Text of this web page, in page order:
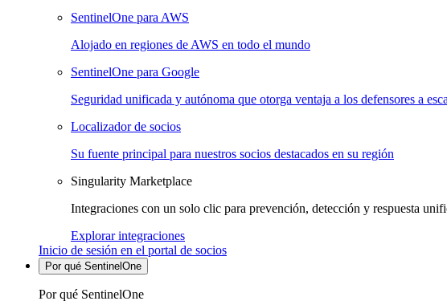
SentinelOne para AWS
Alojado en regiones de AWS en todo el mundo
SentinelOne para Google
Seguridad unificada y autónoma que otorga ventaja a los defensores a
Localizador de socios
Su fuente principal para nuestros socios destacados en su región
Singularity Marketplace
Integraciones con un solo clic para prevención, detección y respuesta
Explorar integraciones
Inicio de sesión en el portal de socios
Por qué SentinelOne
Por qué SentinelOne